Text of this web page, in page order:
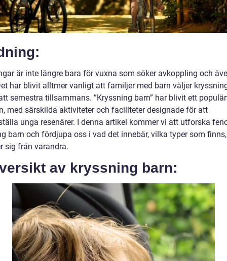
är inte längre bara för vuxna som söker avkoppling och
har blivit alltmer vanligt att familjer med barn väljer
semestra tillsammans. ”Kryssning barn” har blivit ett
med särskilda aktiviteter och faciliteter designade för att
unga resenärer. I denna artikel kommer vi att utforska
barn och fördjupa oss i vad det innebär, vilka typer som
sig från varandra.
av kryssning barn: